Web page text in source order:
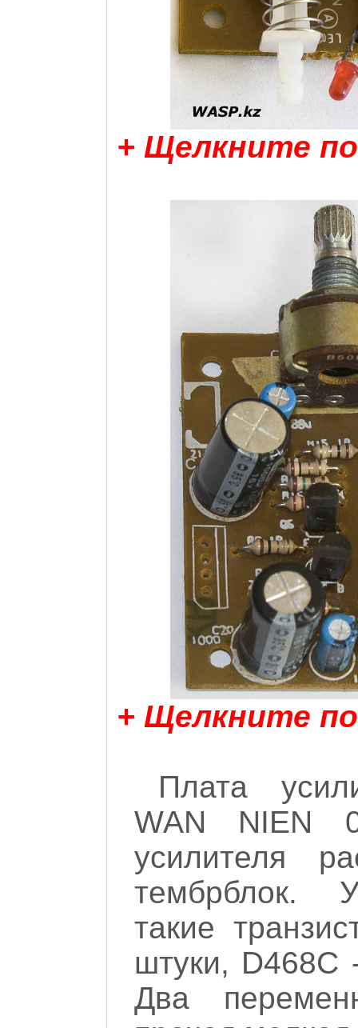
+ Щелкните
+ Щелкните
Плата
WAN NIEN
усилителя
тембрблок.
такие
штуки, D468C
Два